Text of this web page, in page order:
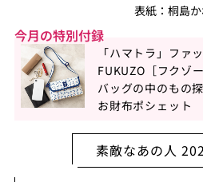
表紙：桐島
今月の特別付録
「ハマトラ」ファ
FUKUZO［フクゾー
バッグの中のもの
お財布ポシェット
素敵なあの人